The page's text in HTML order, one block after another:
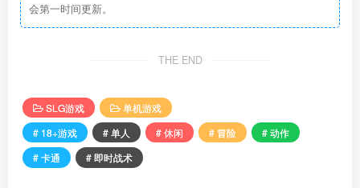
会第一时间更新。
THE END
SLG游戏
单机游戏
# 18+游戏
# 单人 # 休闲 # 冒险
# 动作
# 卡通
# 即时战术